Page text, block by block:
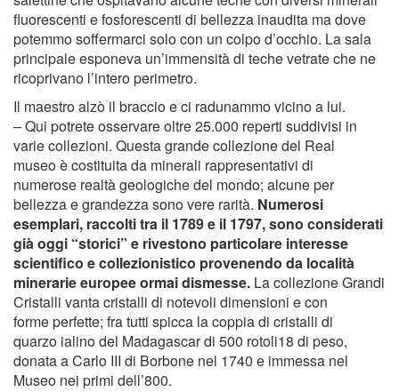
fluorescenti e fosforescenti di bellezza inaudita ma dove
potemmo soffermarci solo con un colpo d’occhio. La sala
principale esponeva un’immensità di teche vetrate che ne
ricoprivano l’intero perimetro.
Il maestro alzò il braccio e ci radunammo vicino a lui.
– Qui potrete osservare oltre 25.000 reperti suddivisi in
varie collezioni. Questa grande collezione del Real
museo è costituita da minerali rappresentativi di
numerose realtà geologiche del mondo; alcune per
bellezza e grandezza sono vere rarità. Numerosi
esemplari, raccolti tra il 1789 e il 1797, sono considerati
già oggi “storici” e rivestono particolare interesse
scientifico e collezionistico provenendo da località
minerarie europee ormai dismesse. La collezione Grandi
Cristalli vanta cristalli di notevoli dimensioni e con
forme perfette; fra tutti spicca la coppia di cristalli di
quarzo ialino del Madagascar di 500 rotoli18 di peso,
donata a Carlo III di Borbone nel 1740 e immessa nel
Museo nei primi dell’800.